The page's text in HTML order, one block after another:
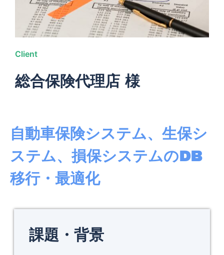
Client
総合保険代理店 様
自動車保険システム、生保シ
ステム、損保システムのDB
移行・最適化
課題・背景